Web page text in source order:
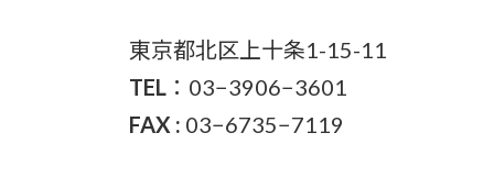
東京都北区上十条1-15-11
TEL ：03−3906−3601
FAX : 03−6735−7119